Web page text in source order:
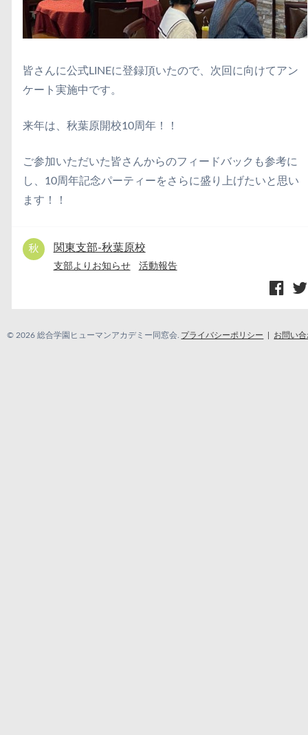
皆さんに公式LINEに登録頂いたので、次回に向けてアン
ケート実施中です。
来年は、秋葉原開校10周年！！
ご参加いただいた皆さんからのフィードバックも参考に
し、10周年記念パーティーをさらに盛り上げたいと思い
ます！！
関東支部-秋葉原校
支部よりお知らせ 活動報告
© 2026 総合学園ヒューマンアカデミー同窓会. プライバシーポリシー お問い